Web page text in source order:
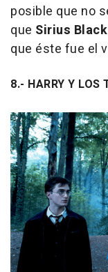
posible que no
que Sirius
que éste fue el
8.- HARRY Y LOS